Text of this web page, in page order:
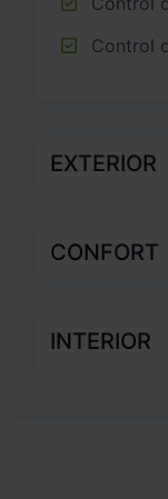
Control
EXTERIOR
CONFORT
INTERIOR